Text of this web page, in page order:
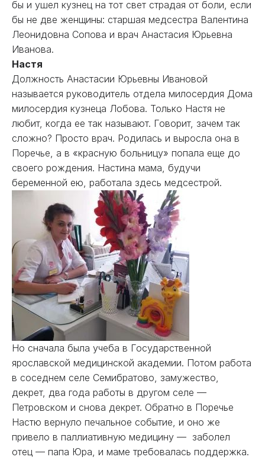
бы и ушел кузнец на тот свет страдая от боли, если
бы не две женщины: старшая медсестра Валентина
Леонидовна Сопова и врач Анастасия Юрьевна
Иванова.
Настя
Должность Анастасии Юрьевны Ивановой
называется руководитель отдела милосердия Дома
милосердия кузнеца Лобова. Только Настя не
любит, когда ее так называют. Говорит, зачем так
сложно? Просто врач. Родилась и выросла она в
Поречье, а в «красную больницу» попала еще до
своего рождения. Настина мама, будучи
беременной ею, работала здесь медсестрой.
Но сначала была учеба в Государственной
ярославской медицинской академии. Потом работа
в соседнем селе Семибратово, замужество,
декрет, два года работы в другом селе —
Петровском и снова декрет. Обратно в Поречье
Настю вернуло печальное событие, и оно же
привело в паллиативную медицину — заболел
отец — папа Юра, и маме требовалась поддержка.